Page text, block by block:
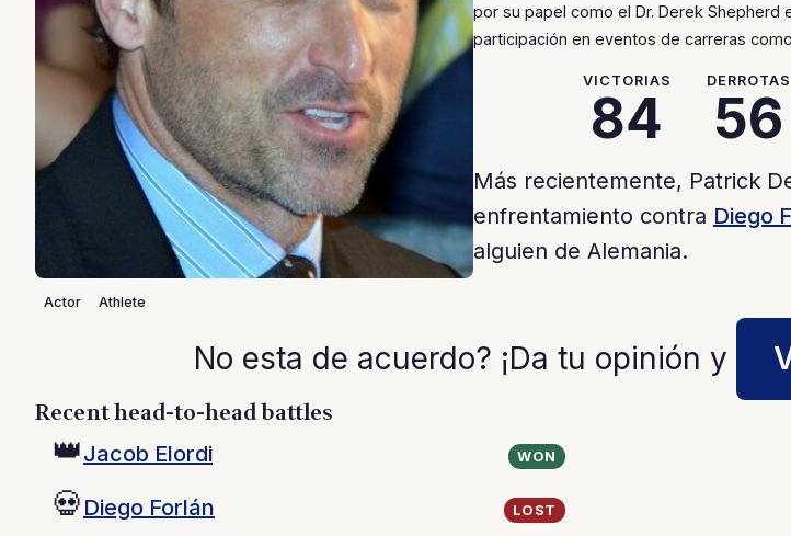
Actor Athlete
por su papel como el Dr. Derek
participación en eventos de carreras
VICTORIAS
84
DERROTAS
56
Más recientemente, Patrick
enfrentamiento contra Diego
alguien de Alemania.
No esta de acuerdo? ¡Da tu opinión y
Recent head-to-head battles
👑Jacob Elordi WON
💀 Diego Forlán LOST